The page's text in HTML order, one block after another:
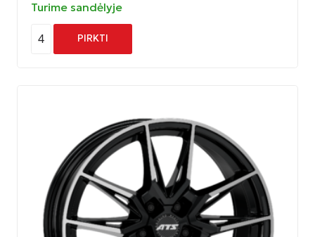
Turime sandėlyje
4 PIRKTI